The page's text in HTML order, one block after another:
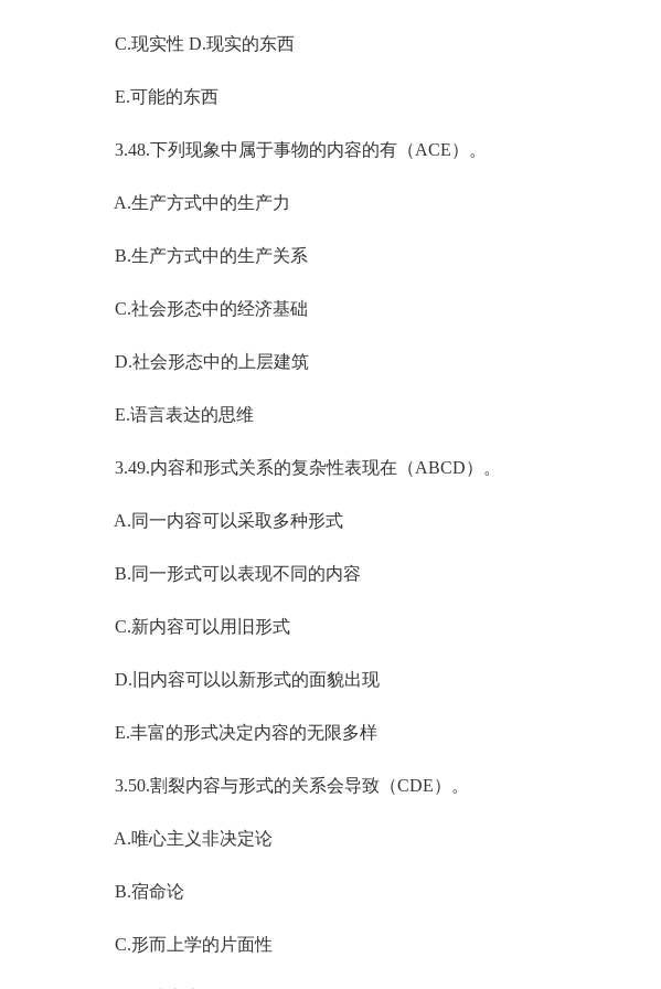
C.现实性 D.现实的东西
E.可能的东西
3.48.下列现象中属于事物的内容的有（ACE）。
A.生产方式中的生产力
B.生产方式中的生产关系
C.社会形态中的经济基础
D.社会形态中的上层建筑
E.语言表达的思维
3.49.内容和形式关系的复杂性表现在（ABCD）。
A.同一内容可以采取多种形式
B.同一形式可以表现不同的内容
C.新内容可以用旧形式
D.旧内容可以以新形式的面貌出现
E.丰富的形式决定内容的无限多样
3.50.割裂内容与形式的关系会导致（CDE）。
A.唯心主义非决定论
B.宿命论
C.形而上学的片面性